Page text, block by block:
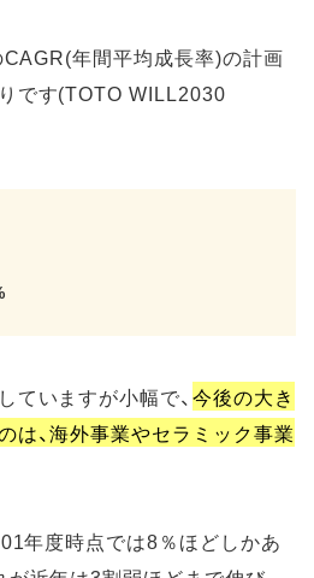
年間平均成長率)の計画
です(TOTO WILL2030
ていますが小幅で、今後の大き
は、海外事業やセラミック事業
年度時点では8％ほどしかあ